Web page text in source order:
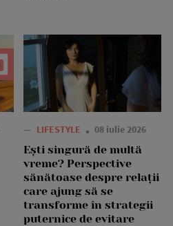
— LIFESTYLE 08 iulie 2026
Ești singură de multă
vreme? Perspective
sănătoase despre relații
care ajung să se
transforme în strategii
puternice de evitare